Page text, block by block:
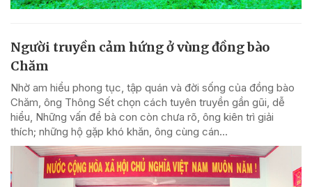
Người truyền cảm hứng ở vùng đồng bào
Chăm
Nhờ am hiểu phong tục, tập quán và đời sống của đồng bào
Chăm, ông Thông Sết chọn cách tuyên truyền gần gũi, dễ
hiểu, Những vấn đề bà con còn chưa rõ, ông kiên trì giải
thích; những hộ gặp khó khăn, ông cùng cán...